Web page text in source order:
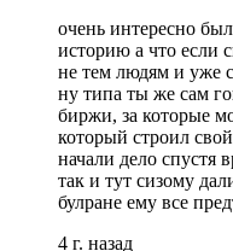
очень интересно
историю а что если
не тем людям и уже
ну типа ты же сам
биржи, за которые
который строил
начали дело спустя
так и тут сизому
булране ему все
4 г. назад